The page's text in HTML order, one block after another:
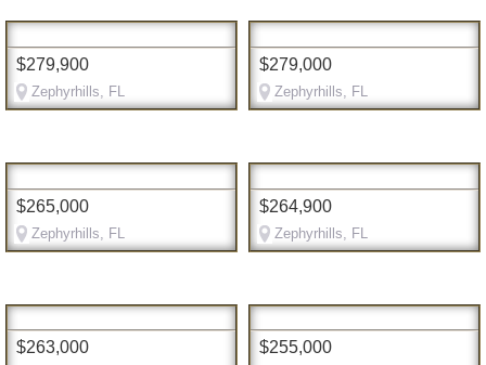
$279,900
Zephyrhills, FL
$279,000
Zephyrhills, FL
$265,000
Zephyrhills, FL
$264,900
Zephyrhills, FL
$263,000 $255,000